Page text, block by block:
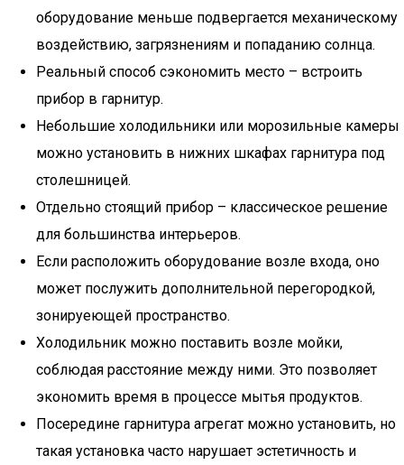
оборудование меньше подвергается механическому
воздействию, загрязнениям и попаданию солнца.
Реальный способ сэкономить место – встроить
прибор в гарнитур.
Небольшие холодильники или морозильные камеры
можно установить в нижних шкафах гарнитура под
столешницей.
Отдельно стоящий прибор – классическое решение
для большинства интерьеров.
Если расположить оборудование возле входа, оно
может послужить дополнительной перегородкой,
зонируеющей пространство.
Холодильник можно поставить возле мойки,
соблюдая расстояние между ними. Это позволяет
экономить время в процессе мытья продуктов.
Посередине гарнитура агрегат можно установить, но
такая установка часто нарушает эстетичность и